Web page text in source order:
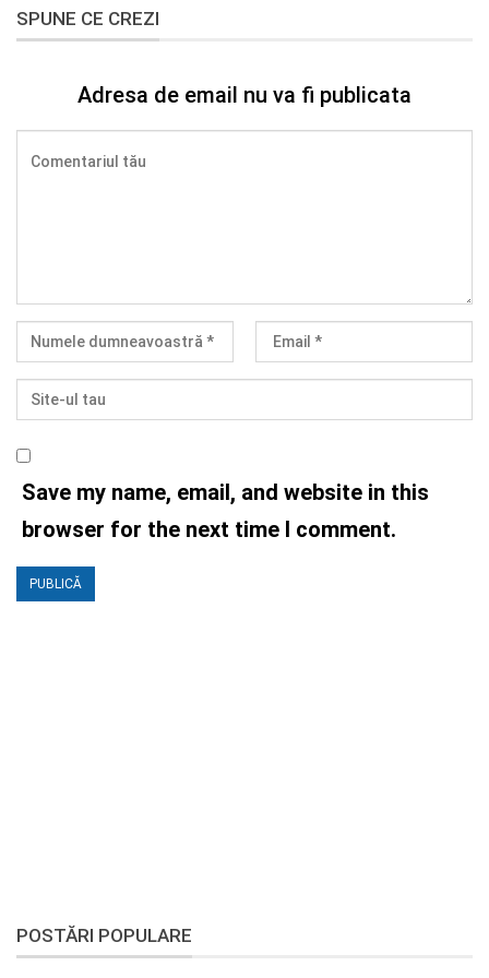
SPUNE CE CREZI
Adresa de email nu va fi publicata
Save my name, email, and website in this
browser for the next time I comment.
POSTĂRI POPULARE